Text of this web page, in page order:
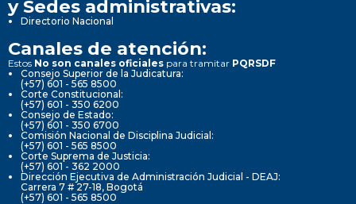
y Sedes administrativas:
Directorio Nacional
Canales de atención:
Estos No son canales oficiales para tramitar PQRSDF
Consejo Superior de la Judicatura:
(+57) 601 - 565 8500
Corte Constitucional:
(+57) 601 - 350 6200
Consejo de Estado:
(+57) 601 - 350 6700
Comisión Nacional de Disciplina Judicial:
(+57) 601 - 565 8500
Corte Suprema de Justicia:
(+57) 601 - 362 2000
Dirección Ejecutiva de Administración Judicial - DEAJ:
Carrera 7 # 27-18, Bogotá
(+57) 601 - 565 8500